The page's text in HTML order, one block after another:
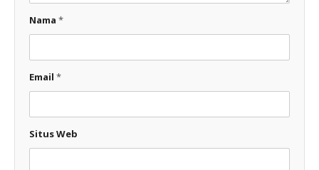
Nama *
Email *
Situs Web